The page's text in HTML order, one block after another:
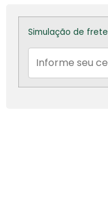
Simulação de frete